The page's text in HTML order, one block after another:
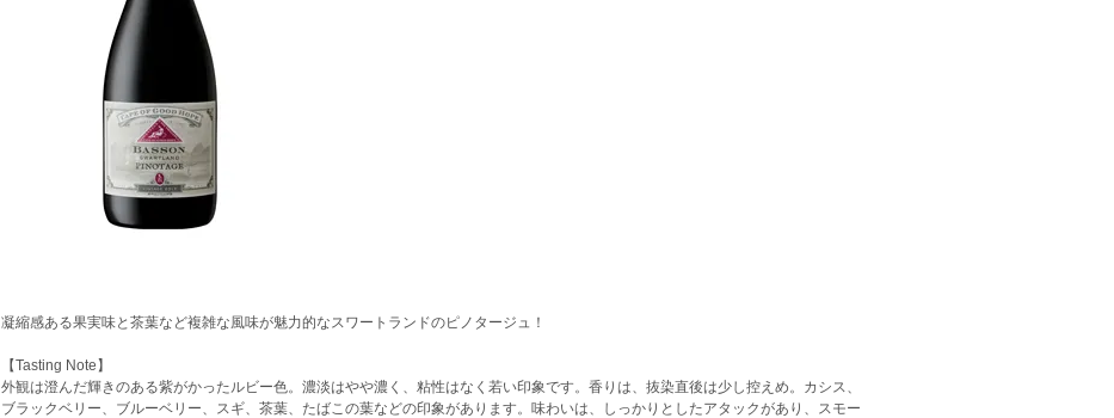
凝縮感ある果実味と茶葉など複雑な風味が魅力的なスワートランドのピノタージュ！
【Tasting Note】
外観は澄んだ輝きのある紫がかったルビー色。濃淡はやや濃く、粘性はなく若い印象です。香りは、抜染直後は少し控えめ。カシス、
ブラックベリー、ブルーベリー、スギ、茶葉、たばこの葉などの印象があります。味わいは、しっかりとしたアタックがあり、スモー